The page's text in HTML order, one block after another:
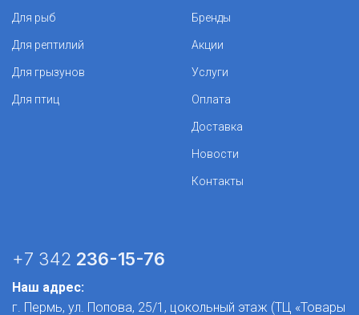
Для рыб
Для рептилий
Для грызунов
Для птиц
Бренды
Акции
Услуги
Оплата
Доставка
Новости
Контакты
+7 342 236-15-76
Наш адрес:
г. Пермь, ул. Попова, 25/1​, цокольный этаж (ТЦ «Товары